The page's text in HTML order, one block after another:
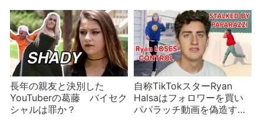
長年の親友と決別した
YouTuberの葛藤 バイセク
シャルは罪か？
自称TikTokスターRyan
Halsaはフォロワーを買い
パパラッチ動画を偽造する